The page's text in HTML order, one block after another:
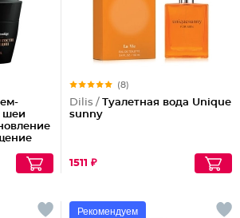
шеи
(8)
Dilis / Туалетная вода Unique
sunny
1511 ₽
Рекомендуем